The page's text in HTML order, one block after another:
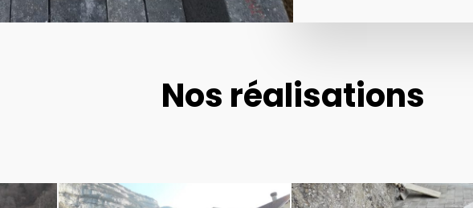
Nos réalisations
Construction Construction